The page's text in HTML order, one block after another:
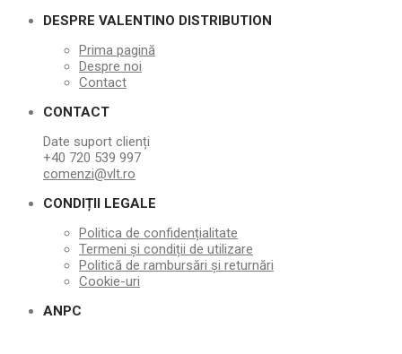
DESPRE VALENTINO DISTRIBUTION
Prima pagină
Despre noi
Contact
CONTACT
Date suport clienți
+40 720 539 997
comenzi@vlt.ro
CONDIȚII LEGALE
Politica de confidențialitate
Termeni și condiții de utilizare
Politică de rambursări și returnări
Cookie-uri
ANPC